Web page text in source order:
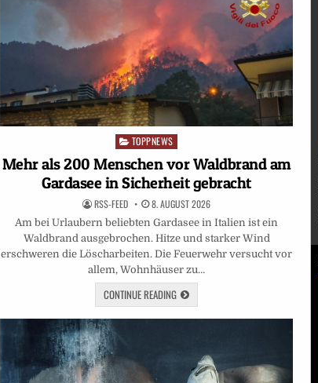
Posted
TOPPNEWS
Mehr als 200 Menschen vor Waldbrand am
Gardasee in Sicherheit gebracht
RSS-FEED 8. AUGUST 2026
Am bei Urlaubern beliebten Gardasee in Italien ist ein
Waldbrand ausgebrochen. Hitze und starker Wind
erschweren die Löscharbeiten. Die Feuerwehr versucht vor
allem, Wohnhäuser zu…
CONTINUE READING